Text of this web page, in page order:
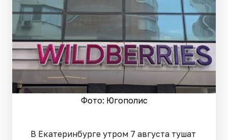
Фото: Югополис
В Екатеринбурге утром 7 августа тушат